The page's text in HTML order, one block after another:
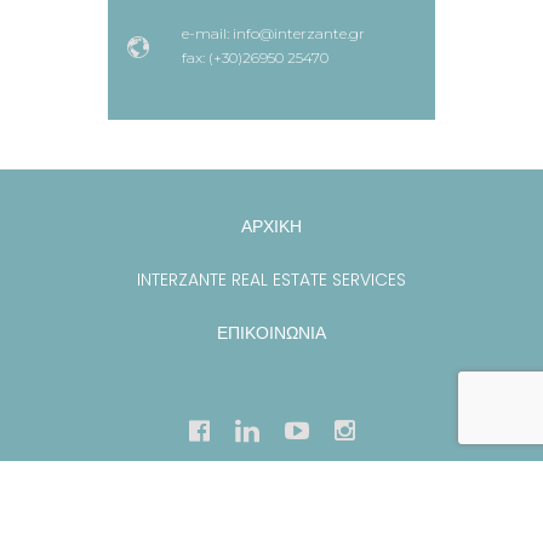
e-mail: info@interzante.gr
fax: (+30)26950 25470
ΑΡΧΙΚΗ
INTERZANTE REAL ESTATE SERVICES
ΕΠΙΚΟΙΝΩΝΙΑ